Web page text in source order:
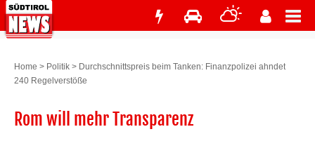
Home > Politik > Durchschnittspreis beim Tanken: Finanzpolizei ahndet
240 Regelverstöße
Rom will mehr Transparenz